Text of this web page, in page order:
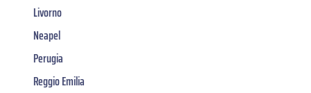
Livorno
Neapel
Perugia
Reggio Emilia